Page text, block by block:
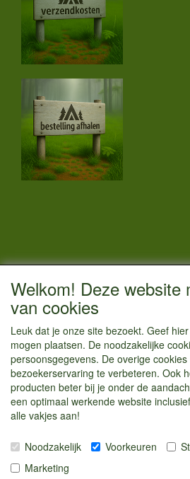
CONTACTGEGEVENS
Vestigingsadres:
Hoofdweg 36
1433 JW Kudelstaart
info@kamperenenzo.nl
Tel : 06 125 82 112
Handelend onder
KvK nummer : 70477329
Welkom! Deze website
van cookies
Leuk dat je onze site bezoekt. Geef
mogen plaatsen. De noodzakelijke
persoonsgegevens. De overige
bezoekerservaring te verbeteren. Ook
producten beter bij je onder de
een optimaal werkende website
alle vakjes aan!
Noodzakelijk Voorkeuren
Marketing